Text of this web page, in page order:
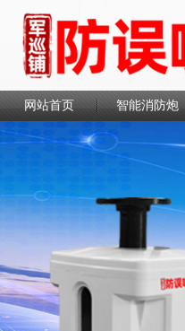
网站首页 智能消防炮
联系我们